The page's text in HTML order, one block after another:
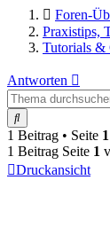
Foren-
Praxistips,
Tutorials &
Antworten
Suche
1 Beitrag • Seite 1
1 Beitrag Seite 1
Druckansicht